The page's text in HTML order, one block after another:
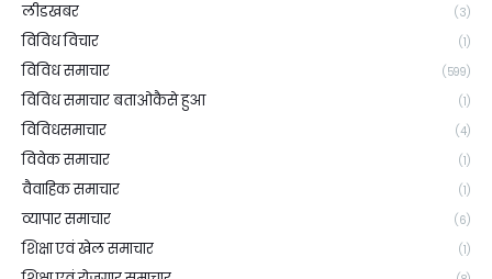
लीडखबर (3)
विविध विचार (1)
विविध समाचार (599)
विविध समाचार बताओकैसे हुआ (1)
विविधसमाचार (4)
विवेक समाचार (1)
वैवाहिक समाचार (1)
व्यापार समाचार (6)
शिक्षा एवं खेल समाचार (1)